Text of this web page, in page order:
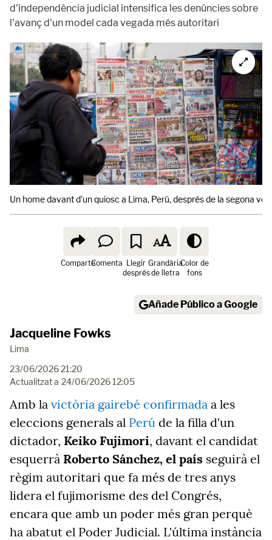
d'independència judicial intensifica les denúncies sobre
l'avanç d'un model cada vegada més autoritari
Un home davant d'un quiosc a Lima, Perú, després de la segona
ComparteComenta Llegir
després
Grandària
de lletra
Color de
fons
Añade Público a Google
Jacqueline Fowks
Lima
23/06/2026 21:20
Actualitzat a 24/06/2026 12:05
Amb la victòria gairebé confirmada a les
eleccions generals al Perú de la filla d'un
dictador, Keiko Fujimori, davant el candidat
esquerrà Roberto Sánchez, el país seguirà el
règim autoritari que fa més de tres anys
lidera el fujimorisme des del Congrés,
encara que amb un poder més gran perquè
ha abatut el Poder Judicial. L'última instància